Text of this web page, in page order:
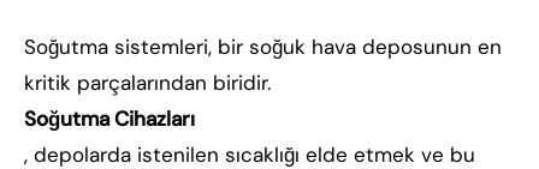
Soğutma sistemleri, bir soğuk hava deposunun en
kritik parçalarından biridir.
Soğutma Cihazları
, depolarda istenilen sıcaklığı elde etmek ve bu